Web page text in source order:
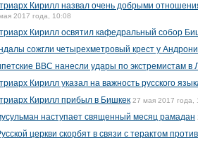
Кирилл назвал очень добрыми
2017 года, 10:08
Кирилл освятил кафедральный собор
сожгли четырехметровый крест у
ВВС нанесли удары по экстремистам в
Кирилл указал на важность русского
Кирилл прибыл в Бишкек 27 мая 2017 года,
наступает священный месяц рамадан
церкви скорбят в связи с терактом